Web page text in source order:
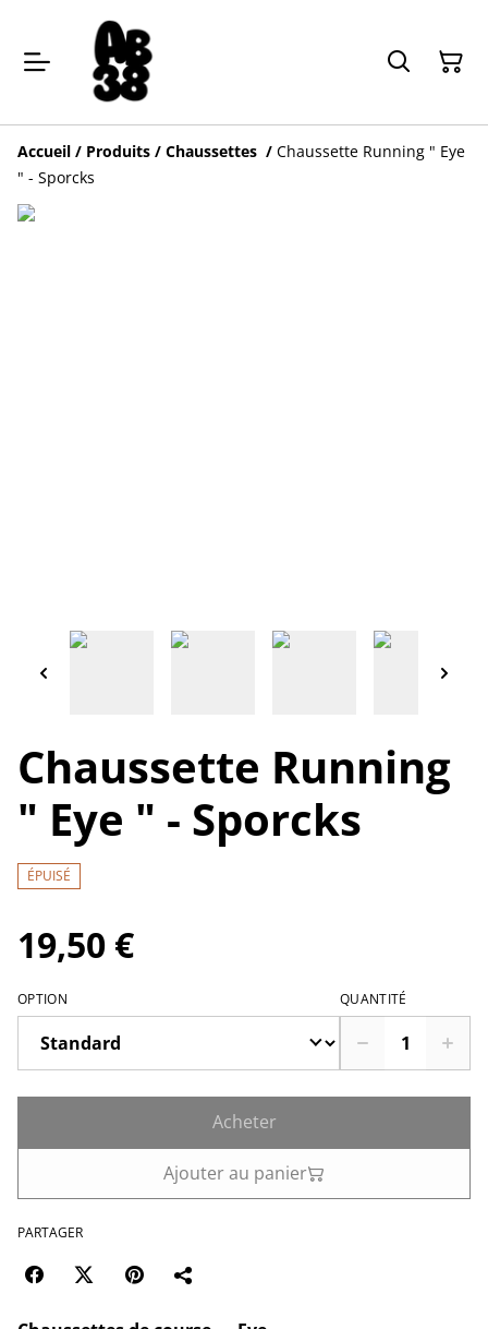
Accueil / Produits / Chaussettes / Chaussette Running " Eye
" - Sporcks
Chaussette Running
" Eye " - Sporcks
ÉPUISÉ
19,50 €
OPTION QUANTITÉ
Acheter
Ajouter au panier
PARTAGER